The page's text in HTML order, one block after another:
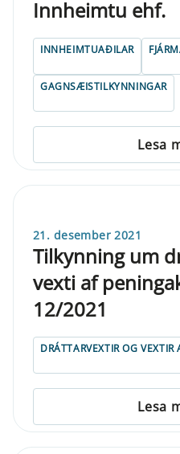
Innheimtu ehf.
INNHEIMTUAÐILAR
GAGNSÆISTILKYNNINGAR
Lesa
21. desember 2021
Tilkynning um
vexti af
12/2021
DRÁTTARVEXTIR OG
Lesa